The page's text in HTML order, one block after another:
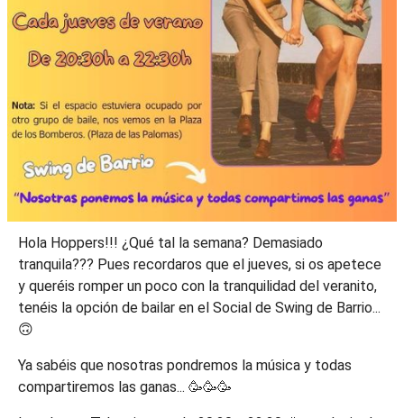
Hola Hoppers!!! ¿Qué tal la semana? Demasiado
tranquila??? Pues recordaros que el jueves, si os apetece
y queréis romper un poco con la tranquilidad del veranito,
tenéis la opción de bailar en el Social de Swing de Barrio...
🙃
Ya sabéis que nosotras pondremos la música y todas
compartiremos las ganas... 🥳🥳🥳